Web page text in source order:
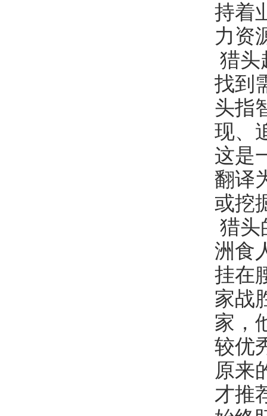
持着
力资
猎头
找到
头指
现、
这是
翻译
或挖
猎头
洲食
挂在
家战
家，
较优
原来
才推